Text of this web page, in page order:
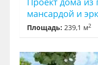
мансардой и
Площадь: 239,1 м2